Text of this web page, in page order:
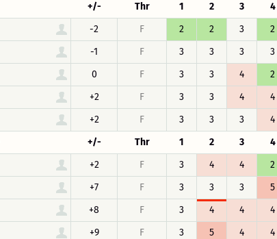
+/- Thr 1 2 3 4
-2 F 2 2 3 2
-1 F 3 3 3 3
0 F 3 3 4 2
+2 F 3 3 4 4
+2 F 3 3 3 4
+/- Thr 1 2 3 4
+2 F 3 4 4 2
+7 F 3 3 3 5
+8 F 3 4 4 4
+9 F 3 5 4 4